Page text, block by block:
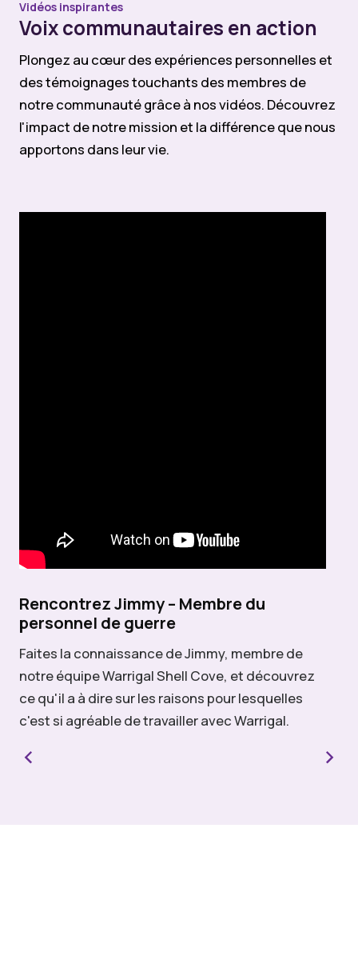
Vidéos inspirantes
Voix communautaires en action
Plongez au cœur des expériences personnelles et
des témoignages touchants des membres de
notre communauté grâce à nos vidéos. Découvrez
l'impact de notre mission et la différence que nous
apportons dans leur vie.
Rencontrez Jimmy – Membre du
personnel de guerre
Faites la connaissance de Jimmy, membre de
notre équipe Warrigal Shell Cove, et découvrez
ce qu'il a à dire sur les raisons pour lesquelles
c'est si agréable de travailler avec Warrigal.